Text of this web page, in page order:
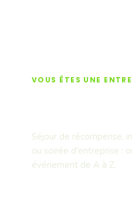
VOUS ÊTES UNE
Séjour de récompense,
ou soirée d'entreprise :
événement de A à Z.